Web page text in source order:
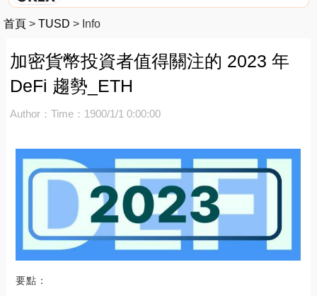
首頁 > TUSD > Info
加密貨幣投資者值得關注的 2023 年
DeFi 趨勢_ETH
Author： Time：1900/1/1 0:00:00
要點：